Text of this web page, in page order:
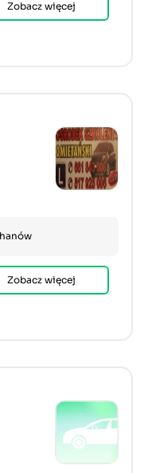
Zobacz więcej
Zobacz więcej